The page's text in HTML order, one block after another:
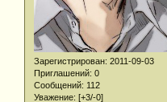
Зарегистрирован: 2011-09-03
Приглашений: 0
Сообщений: 112
Уважение: [+3/-0]